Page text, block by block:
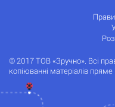
© 2017 ТОВ «Зручно». Всі
копіюванні матеріалів